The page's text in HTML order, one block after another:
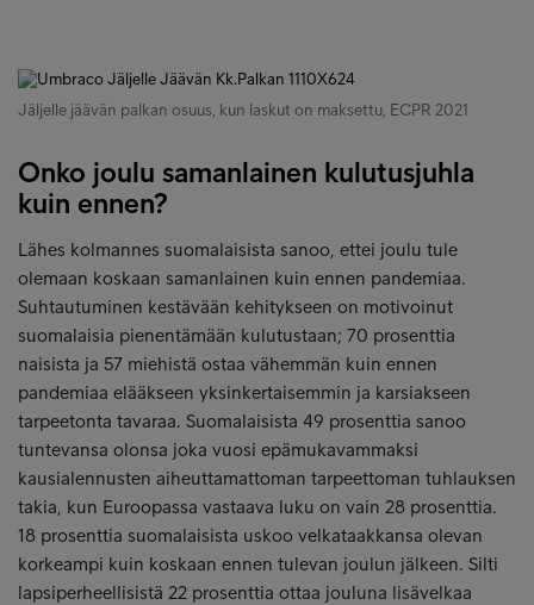
Jäljelle jäävän palkan osuus, kun laskut on maksettu, ECPR 2021
Onko joulu samanlainen kulutusjuhla
kuin ennen?
Lähes kolmannes suomalaisista sanoo, ettei joulu tule
olemaan koskaan samanlainen kuin ennen pandemiaa.
Suhtautuminen kestävään kehitykseen on motivoinut
suomalaisia pienentämään kulutustaan; 70 prosenttia
naisista ja 57 miehistä ostaa vähemmän kuin ennen
pandemiaa elääkseen yksinkertaisemmin ja karsiakseen
tarpeetonta tavaraa. Suomalaisista 49 prosenttia sanoo
tuntevansa olonsa joka vuosi epämukavammaksi
kausialennusten aiheuttamattoman tarpeettoman tuhlauksen
takia, kun Euroopassa vastaava luku on vain 28 prosenttia.
18 prosenttia suomalaisista uskoo velkataakkansa olevan
korkeampi kuin koskaan ennen tulevan joulun jälkeen. Silti
lapsiperheellisistä 22 prosenttia ottaa jouluna lisävelkaa